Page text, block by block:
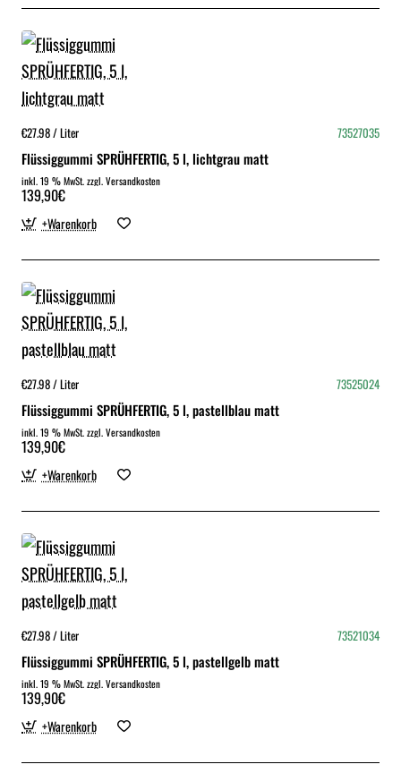
€27.98 / Liter 73527035
Flüssiggummi SPRÜHFERTIG, 5 l, lichtgrau matt
inkl. 19 % MwSt. zzgl. Versandkosten
139,90€
+Warenkorb
€27.98 / Liter 73525024
Flüssiggummi SPRÜHFERTIG, 5 l, pastellblau matt
inkl. 19 % MwSt. zzgl. Versandkosten
139,90€
+Warenkorb
€27.98 / Liter 73521034
Flüssiggummi SPRÜHFERTIG, 5 l, pastellgelb matt
inkl. 19 % MwSt. zzgl. Versandkosten
139,90€
+Warenkorb